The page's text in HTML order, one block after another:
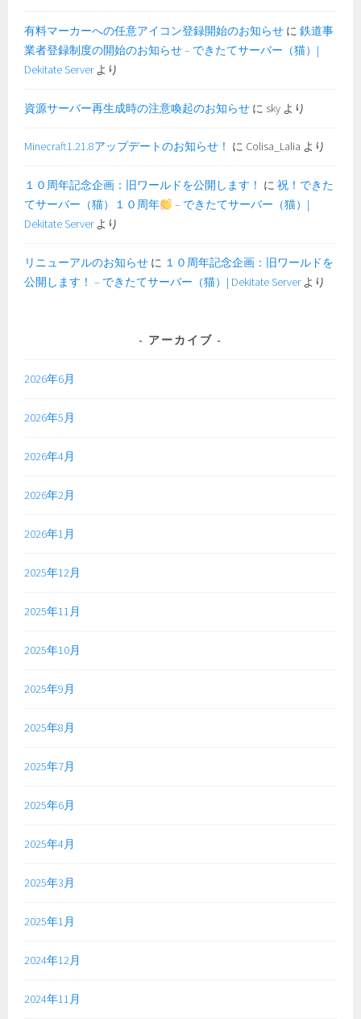
有料マーカーへの任意アイコン登録開始のお知らせ に鉄道事
業者登録制度の開始のお知らせ – できたてサーバー（猫）|
Dekitate Serverより
資源サーバー再生成時の注意喚起のお知らせ に sky より
Minecraft1.21.8アップデートのお知らせ！ に Colisa_Lalia より
１０周年記念企画：旧ワールドを公開します！ に祝！できた
てサーバー（猫）１０周年
– できたてサーバー（猫）|
Dekitate Serverより
リニューアルのお知らせ に １０周年記念企画：旧ワールドを
公開します！ – できたてサーバー（猫）| Dekitate Serverより
アーカイブ
2026年6月
2026年5月
2026年4月
2026年2月
2026年1月
2025年12月
2025年11月
2025年10月
2025年9月
2025年8月
2025年7月
2025年6月
2025年4月
2025年3月
2025年1月
2024年12月
2024年11月